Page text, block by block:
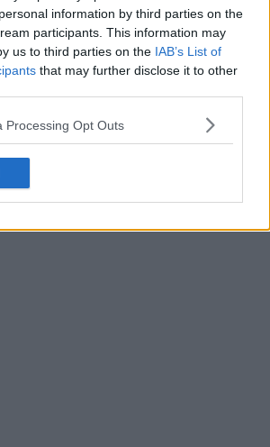
information by third parties on the
participants. This information may
us to third parties on the IAB’s List of
that may further disclose it to other
Processing Opt Outs